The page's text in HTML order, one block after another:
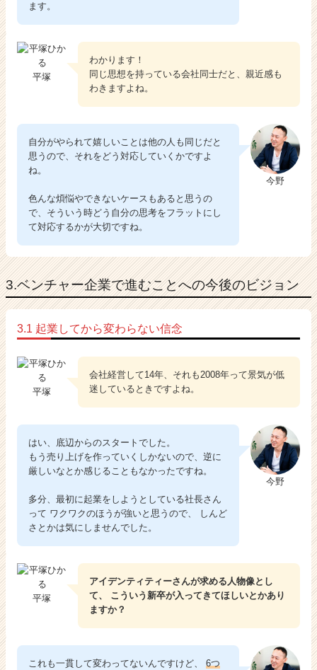
ます。
平塚
わかります！
同じ思想を持っている会社同士だと、親近感も
わきますよね。
今野
自分がやられて嬉しいことは他の人も同じだと
思うので、それをどう対応していくかですよ
ね。
色んな煩悩やできないケースもあると思うの
で、そういう時どう自分の思考をフラットにし
て対応するかが大切ですね。
3.ベンチャー企業で進むことへの今後のビジョン
3.1 起業してから変わらない信念
平塚
会社経営して14年、それも2008年って景気が低
迷しているときですよね。
今野
はい、底辺からのスタートでした。
もう売り上げを作っていくしかないので、逆に
厳しいなとか感じることもなかったですね。
多分、最初に起業をしようとしている社長さん
って ワクワクのほうが強いと思うので、 しんど
さとかは気にしませんでした。
平塚
アイデンティティーさんが求める人物像とし
て、 こういう新卒が入ってきてほしいとかあり
ますか？
これも一貫して変わってないんですけど、 6つ